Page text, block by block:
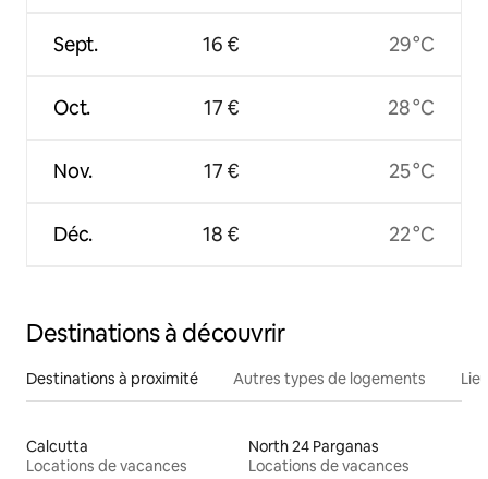
Sept.
Oct.
Nov.
Déc.
16 €
17 €
17 €
18 €
29 °C
28 °C
25 °C
22 °C
Destinations à découvrir
Destinations à proximité Autres types de logements
Calcutta
Locations de vacances
North 24 Parganas
Locations de vacances